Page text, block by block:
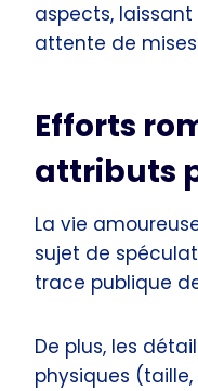
aspects,
attente de
Efforts
attributs
La vie
sujet de
trace publique
De plus, les
physiques